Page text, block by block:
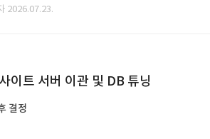
2026.07.23.
이트 서버 이관 및 DB 튜닝
결정